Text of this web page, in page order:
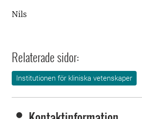
Nils
Relaterade sidor:
Institutionen för kliniska vetenskaper